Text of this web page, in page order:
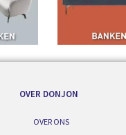
OVER DONJON
OVER ONS